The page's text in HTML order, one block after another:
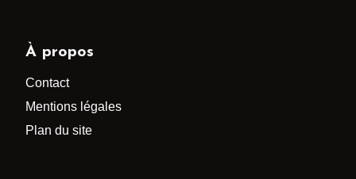
À propos
Contact
Mentions légales
Plan du site